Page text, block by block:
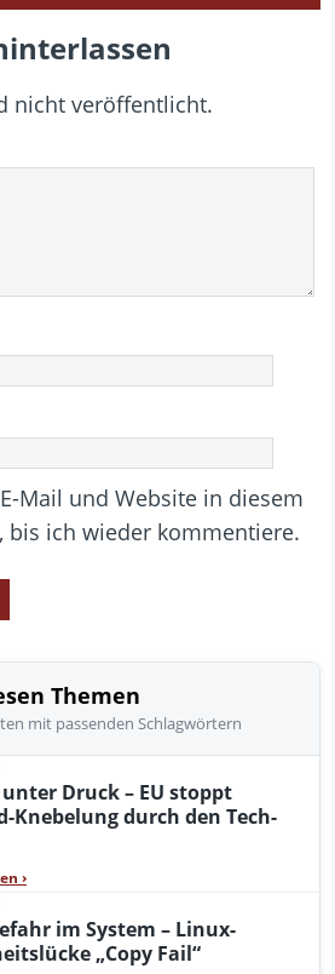
nicht veröffentlicht.
Mail und Website in diesem
bis ich wieder kommentiere.
Themen
mit passenden Schlagwörtern
unter Druck – EU stoppt
Knebelung durch den Tech-
›
im System – Linux-
„Copy Fail“